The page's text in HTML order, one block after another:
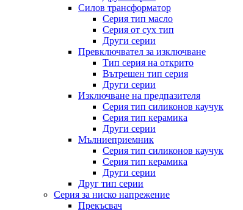
Силов трансформатор
Серия тип масло
Серия от сух тип
Други серии
Превключвател за изключване
Тип серия на открито
Вътрешен тип серия
Други серии
Изключване на предпазителя
Серия тип силиконов каучук
Серия тип керамика
Други серии
Мълниеприемник
Серия тип силиконов каучук
Серия тип керамика
Други серии
Друг тип серии
Серия за ниско напрежение
Прекъсвач